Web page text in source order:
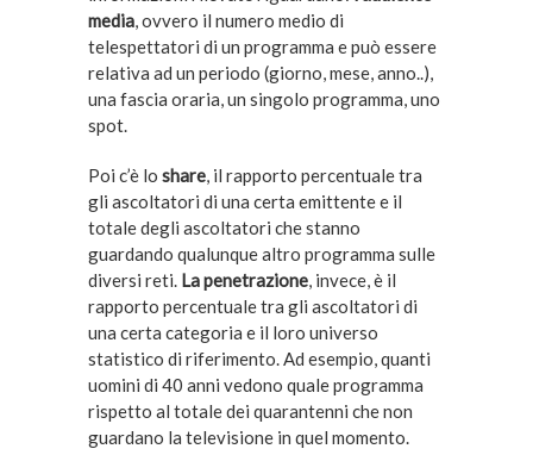
media, ovvero il numero medio di
telespettatori di un programma e può essere
relativa ad un periodo (giorno, mese, anno..),
una fascia oraria, un singolo programma, uno
spot.
Poi c’è lo share, il rapporto percentuale tra
gli ascoltatori di una certa emittente e il
totale degli ascoltatori che stanno
guardando qualunque altro programma sulle
diversi reti. La penetrazione, invece, è il
rapporto percentuale tra gli ascoltatori di
una certa categoria e il loro universo
statistico di riferimento. Ad esempio, quanti
uomini di 40 anni vedono quale programma
rispetto al totale dei quarantenni che non
guardano la televisione in quel momento.